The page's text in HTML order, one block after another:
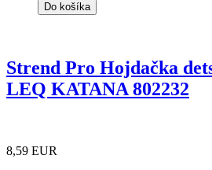
Do košíka
Strend Pro Hojdačka
LEQ KATANA 802232
8,59 EUR